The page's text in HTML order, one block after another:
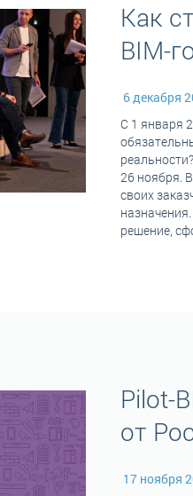
Как
BIM-
6 декабря
С 1 января
26 ноября.
своих
решение,
Pilot-
от
17 ноября